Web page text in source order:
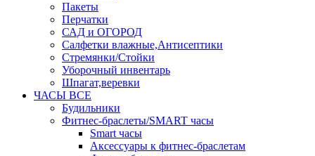
Пакеты
Перчатки
САД и ОГОРОД
Салфетки влажные,Антисептики
Стремянки/Стойки
Уборочный инвентарь
Шпагат,веревки
ЧАСЫ ВСЕ
Будильники
Фитнес-браслеты/SMART часы
Smart часы
Аксессуары к фитнес-браслетам